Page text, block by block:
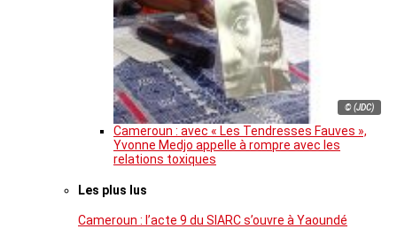
© (JDC)
Cameroun : avec « Les Tendresses Fauves »,
Yvonne Medjo appelle à rompre avec les
relations toxiques
Les plus lus
Cameroun : l’acte 9 du SIARC s’ouvre à Yaoundé